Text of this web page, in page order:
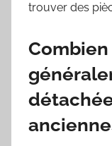
trouver des